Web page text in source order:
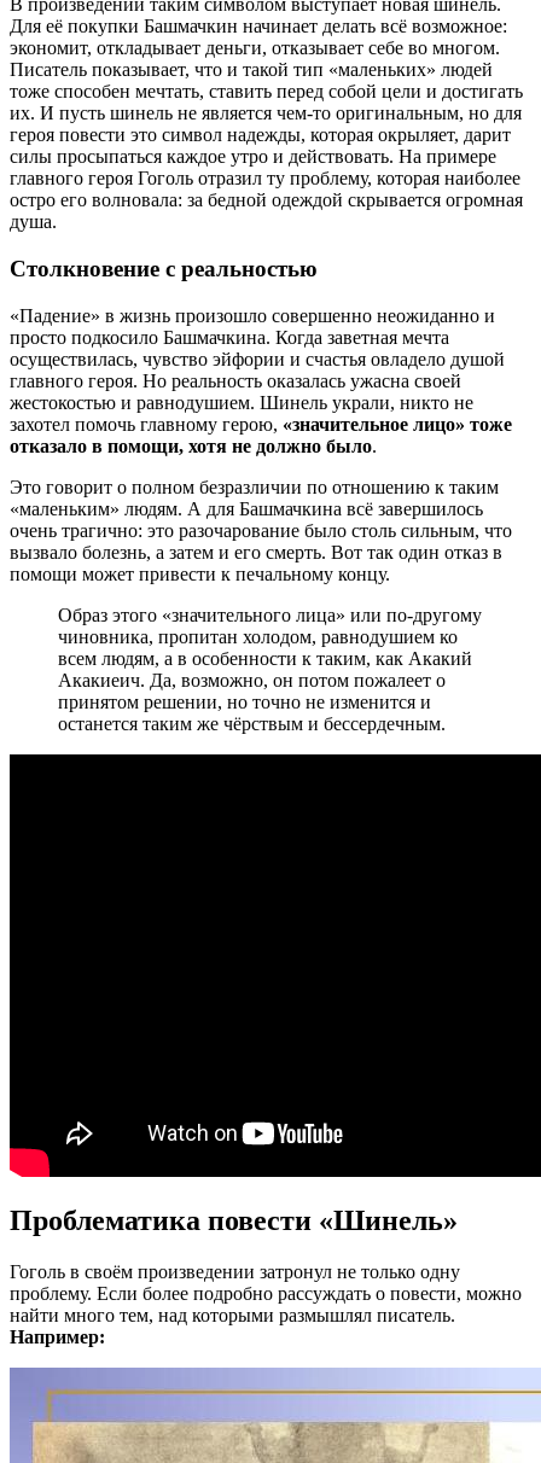
В произведении таким символом выступает новая шинель.
Для её покупки Башмачкин начинает делать всё возможное:
экономит, откладывает деньги, отказывает себе во многом.
Писатель показывает, что и такой тип «маленьких» людей
тоже способен мечтать, ставить перед собой цели и достигать
их. И пусть шинель не является чем-то оригинальным, но для
героя повести это символ надежды, которая окрыляет, дарит
силы просыпаться каждое утро и действовать. На примере
главного героя Гоголь отразил ту проблему, которая наиболее
остро его волновала: за бедной одеждой скрывается огромная
душа.
Столкновение с реальностью
«Падение» в жизнь произошло совершенно неожиданно и
просто подкосило Башмачкина. Когда заветная мечта
осуществилась, чувство эйфории и счастья овладело душой
главного героя. Но реальность оказалась ужасна своей
жестокостью и равнодушием. Шинель украли, никто не
захотел помочь главному герою, «значительное лицо» тоже
отказало в помощи, хотя не должно было.
Это говорит о полном безразличии по отношению к таким
«маленьким» людям. А для Башмачкина всё завершилось
очень трагично: это разочарование было столь сильным, что
вызвало болезнь, а затем и его смерть. Вот так один отказ в
помощи может привести к печальному концу.
Образ этого «значительного лица» или по-другому
чиновника, пропитан холодом, равнодушием ко
всем людям, а в особенности к таким, как Акакий
Акакиеич. Да, возможно, он потом пожалеет о
принятом решении, но точно не изменится и
останется таким же чёрствым и бессердечным.
Проблематика повести «Шинель»
Гоголь в своём произведении затронул не только одну
проблему. Если более подробно рассуждать о повести, можно
найти много тем, над которыми размышлял писатель.
Например: